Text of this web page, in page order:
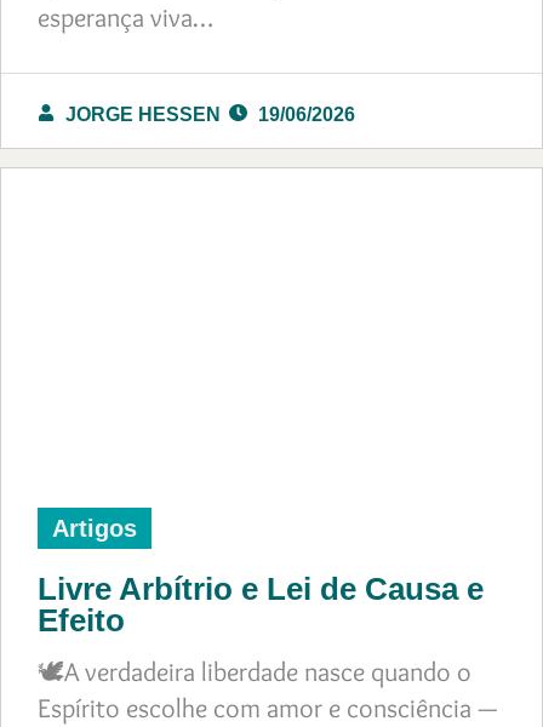
esperança viva…
JORGE HESSEN 19/06/2026
Artigos
Livre Arbítrio e Lei de Causa e
Efeito
🕊️A verdadeira liberdade nasce quando o
Espírito escolhe com amor e consciência —